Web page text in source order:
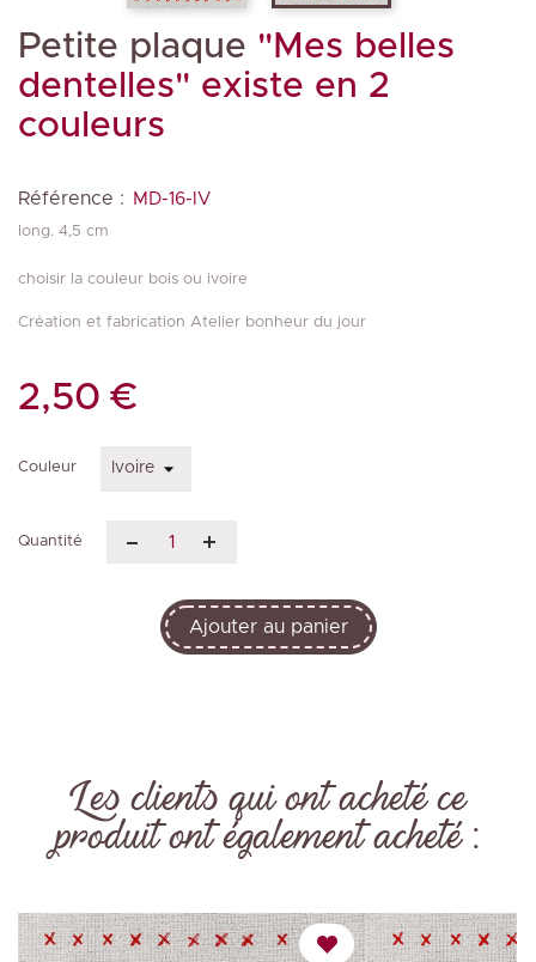
Petite plaque "Mes belles
dentelles" existe en 2
couleurs
Référence : MD-16-IV
long. 4,5 cm
choisir la couleur bois ou ivoire
Création et fabrication Atelier bonheur du jour
2,50 €
Couleur
Quantité
Ajouter au panier
Les clients qui ont acheté ce
produit ont également acheté :